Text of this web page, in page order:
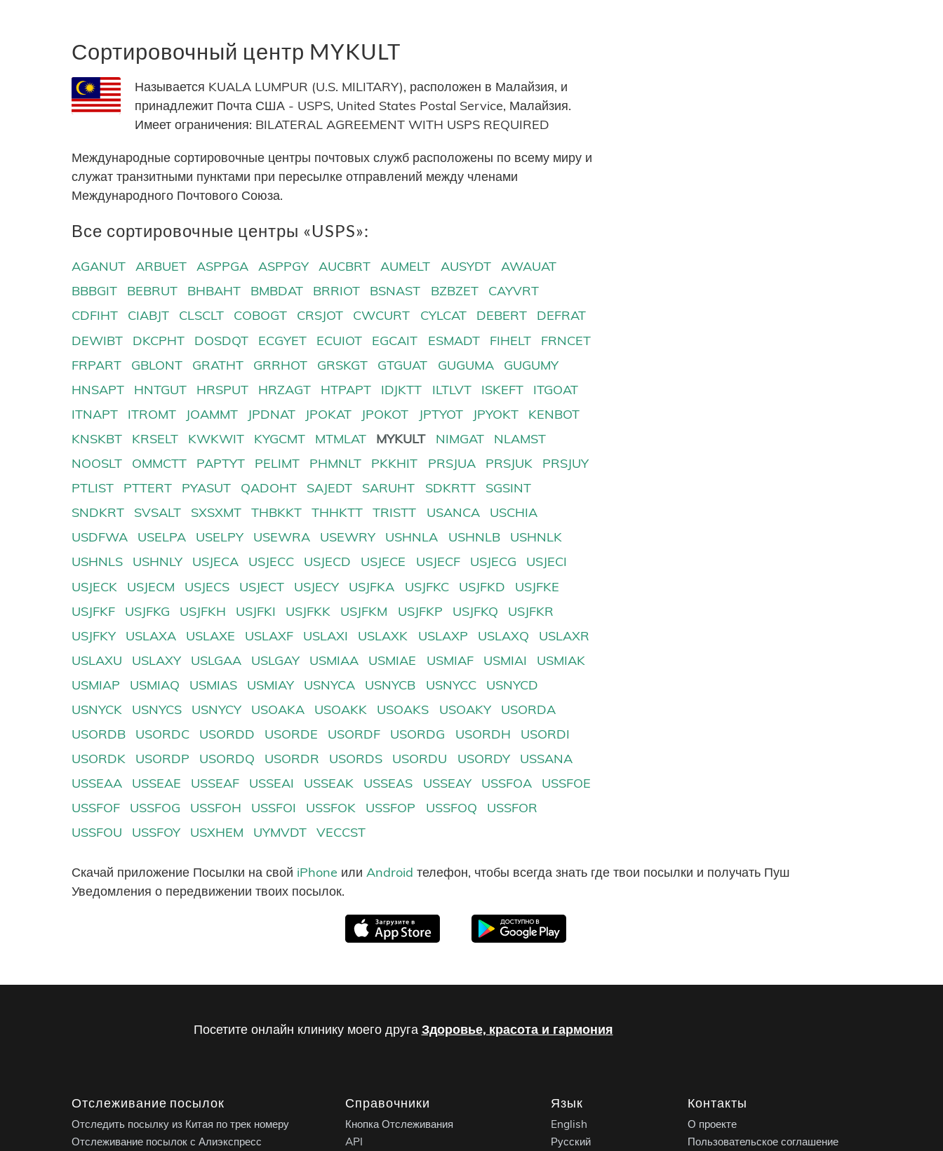
Сортировочный центр MYKULT
Называется KUALA LUMPUR (U.S. MILITARY), расположен в Малайзия, и
принадлежит Почта США - USPS, United States Postal Service, Малайзия.
Имеет ограничения: BILATERAL AGREEMENT WITH USPS REQUIRED
Международные сортировочные центры почтовых служб расположены по всему миру и
служат транзитными пунктами при пересылке отправлений между членами
Международного Почтового Союза.
Все сортировочные центры «USPS»:
AGANUT ARBUET ASPPGA ASPPGY AUCBRT AUMELT AUSYDT
AWAUAT
BBBGIT
BEBRUT BHBAHT BMBDAT BRRIOT BSNAST BZBZET
CAYVRT
CDFIHT
CIABJT CLSCLT COBOGT CRSJOT CWCURT CYLCAT DEBERT
DEFRAT
DEWIBT
DKCPHT DOSDQT ECGYET ECUIOT EGCAIT ESMADT FIHELT
FRNCET
FRPART
GBLONT GRATHT GRRHOT GRSKGT GTGUAT GUGUMA
GUGUMY
HNSAPT
HNTGUT HRSPUT HRZAGT HTPAPT IDJKTT ILTLVT ISKEFT
ITGOAT
ITNAPT
ITROMT JOAMMT JPDNAT JPOKAT JPOKOT JPTYOT JPYOKT
KENBOT
KNSKBT
KRSELT KWKWIT KYGCMT MTMLAT MYKULT NIMGAT
NLAMST
NOOSLT
OMMCTT PAPTYT PELIMT PHMNLT PKKHIT PRSJUA PRSJUK
PRSJUY
PTLIST
PTTERT PYASUT QADOHT SAJEDT SARUHT SDKRTT
SGSINT
SNDKRT
SVSALT SXSXMT THBKKT THHKTT TRISTT USANCA
USCHIA
USDFWA
USELPA USELPY USEWRA USEWRY USHNLA USHNLB
USHNLK
USHNLS
USHNLY USJECA USJECC USJECD USJECE USJECF USJECG
USJECI
USJECK
USJECM USJECS USJECT USJECY USJFKA USJFKC USJFKD
USJFKE
USJFKF
USJFKG USJFKH USJFKI USJFKK USJFKM USJFKP USJFKQ
USJFKR
USJFKY
USLAXA USLAXE USLAXF USLAXI USLAXK USLAXP USLAXQ
USLAXR
USLAXU
USLAXY USLGAA USLGAY USMIAA USMIAE USMIAF USMIAI
USMIAK
USMIAP
USMIAQ USMIAS USMIAY USNYCA USNYCB USNYCC
USNYCD
USNYCK
USNYCS USNYCY USOAKA USOAKK USOAKS USOAKY
USORDA
USORDB
USORDC USORDD USORDE USORDF USORDG USORDH
USORDI
USORDK
USORDP USORDQ USORDR USORDS USORDU USORDY
USSANA
USSEAA
USSEAE USSEAF USSEAI USSEAK USSEAS USSEAY USSFOA
USSFOE
USSFOF
USSFOG USSFOH USSFOI USSFOK USSFOP USSFOQ
USSFOR
USSFOU
USSFOY USXHEM UYMVDT VECCST
Скачай приложение Посылки на свой iPhone или Android телефон, чтобы всегда знать где твои посылки и получать Пуш
Уведомления о передвижении твоих посылок.
Посетите онлайн клинику моего друга Здоровье, красота и гармония
Отслеживание посылок
Отследить посылку из Китая по трек номеру
Отслеживание посылок с Алиэкспресс
Справочники
Кнопка Отслеживания
API
Язык
English
Русский
Контакты
О проекте
Пользовательское соглашение